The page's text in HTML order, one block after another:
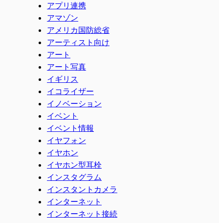
アプリ連携
アマゾン
アメリカ国防総省
アーティスト向け
アート
アート写真
イギリス
イコライザー
イノベーション
イベント
イベント情報
イヤフォン
イヤホン
イヤホン型耳栓
インスタグラム
インスタントカメラ
インターネット
インターネット接続